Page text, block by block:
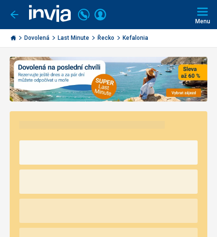
Jít
zpět
Invia.cz
Volejte
226
000
290
Přihlásit
Menu
Dovolená Last Minute Řecko Kefalonia